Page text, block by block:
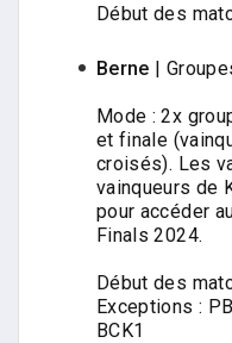
Début des
Berne |
Mode : 2x
et finale
croisés). Les
vainqueurs de
pour accéder
Finals 2024.
Début des
Exceptions :
BCK1